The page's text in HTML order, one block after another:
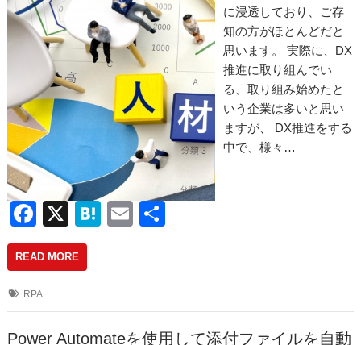
に浸透しており、ご存
知の方がほとんどだと
思います。 実際に、DX
推進に取り組んでい
る、取り組み始めたと
いう企業は多いと思い
ますが、 DX推進をする
中で、様々…
F
a
c
e
b
X
H
a
E
READ MORE
RPA
Power Automateを使用して添付ファイルを自動